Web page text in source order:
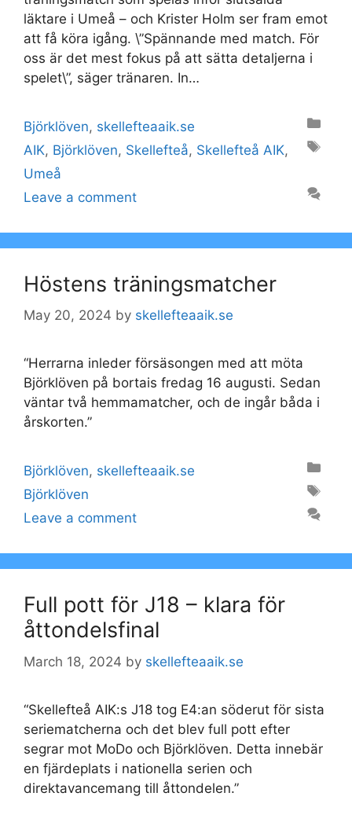
läktare i Umeå – och Krister Holm ser fram emot
att få köra igång. \”Spännande med match. För
oss är det mest fokus på att sätta detaljerna i
spelet\”, säger tränaren. In…
Categories
Björklöven, skellefteaaik.se
Tags
AIK, Björklöven, Skellefteå, Skellefteå AIK,
Umeå
Leave a comment
Höstens träningsmatcher
May 20, 2024 by skellefteaaik.se
“Herrarna inleder försäsongen med att möta
Björklöven på bortais fredag 16 augusti. Sedan
väntar två hemmamatcher, och de ingår båda i
årskorten.”
Categories
Björklöven, skellefteaaik.se
Tags
Björklöven
Leave a comment
Full pott för J18 – klara för
åttondelsfinal
March 18, 2024 by skellefteaaik.se
“Skellefteå AIK:s J18 tog E4:an söderut för sista
seriematcherna och det blev full pott efter
segrar mot MoDo och Björklöven. Detta innebär
en fjärdeplats i nationella serien och
direktavancemang till åttondelen.”